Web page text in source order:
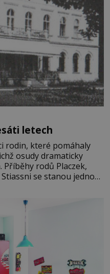
letech
rodin, které pomáhaly
osudy dramaticky
rodů Placzek,
se stanou jednou
pamatuje z rodinných